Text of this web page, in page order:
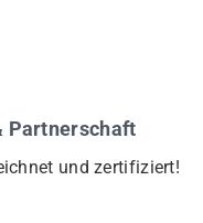
Partnerschaft
und zertifiziert!